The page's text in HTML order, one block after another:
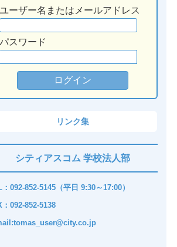
ユーザー名またはメールアドレス
パスワード
リンク集
シティアスコム 学校法人部
092-852-5145（平日 9:30～17:00）
：092-852-5138